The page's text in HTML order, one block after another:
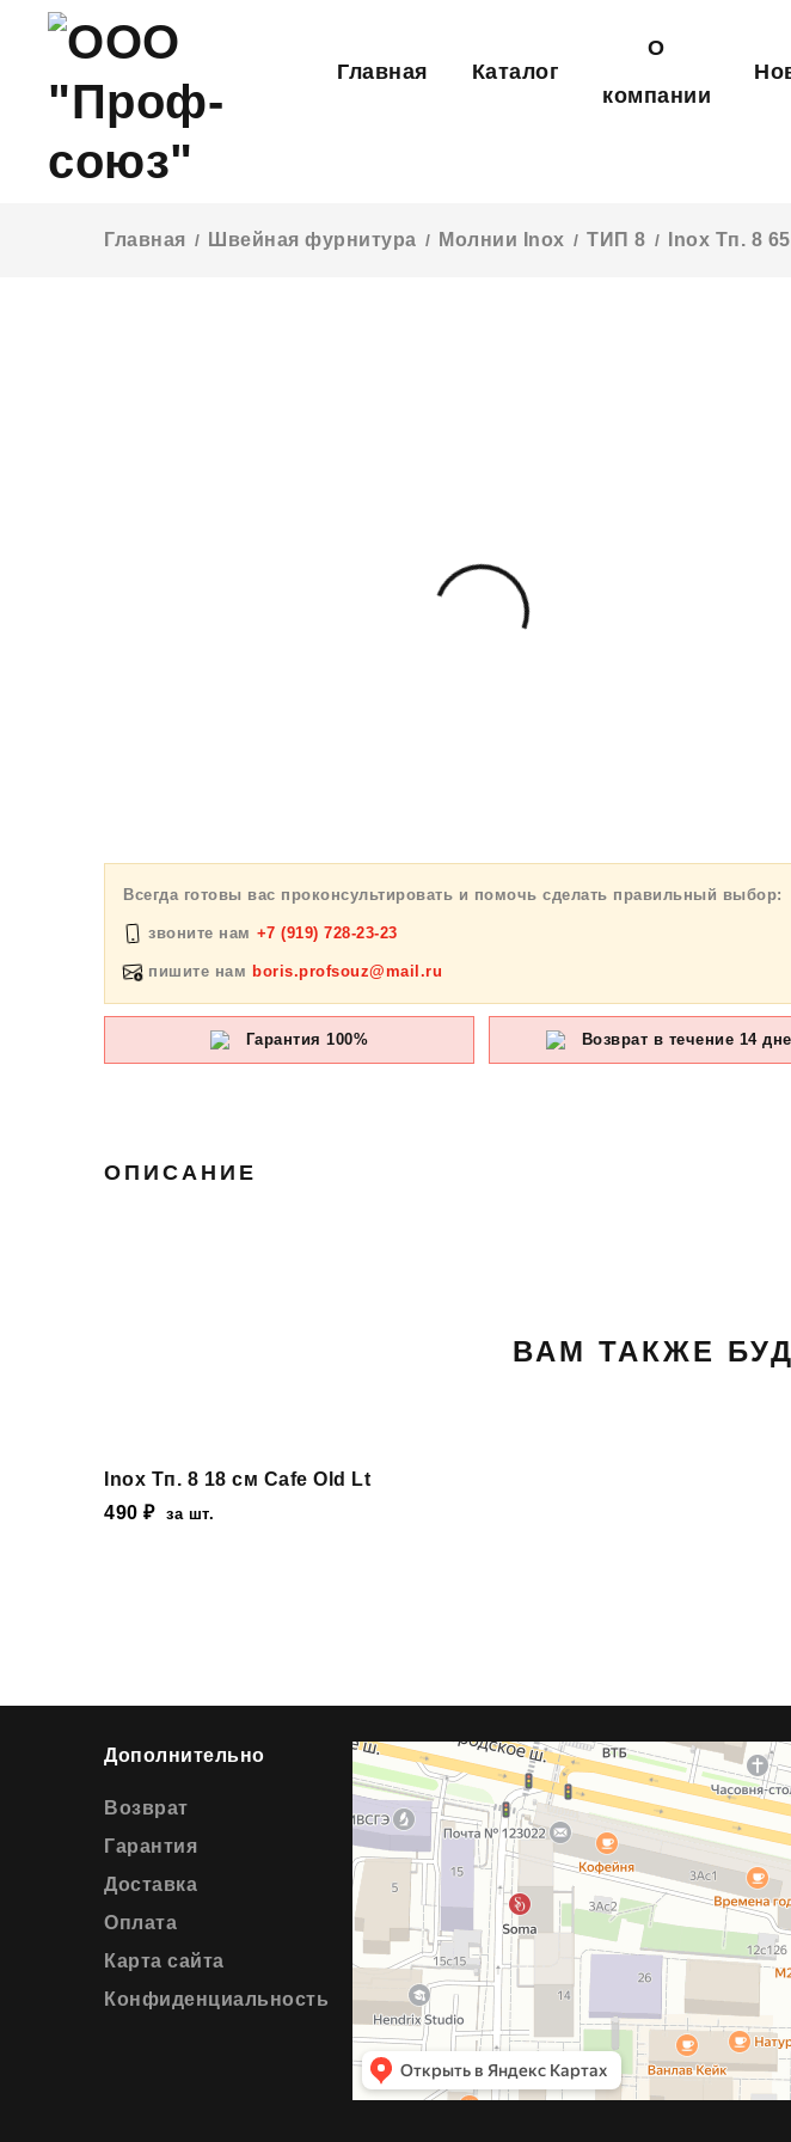
Главная Каталог
О
компании
Главная / Швейная фурнитура / Молнии Inox / ТИП 8 / Inox Тп. 8
Всегда готовы вас проконсультировать и помочь сделать правильный выбор:
звоните нам +7 (919) 728-23-23
пишите нам boris.profsouz@mail.ru
Гарантия 100% Возврат в течение 14
ОПИСАНИЕ
ВАМ ТАКЖЕ
Inox Тп. 8 18 см Cafe Old Lt
490 ₽ за шт.
Дополнительно
Возврат
Гарантия
Доставка
Оплата
Карта сайта
Конфиденциальность